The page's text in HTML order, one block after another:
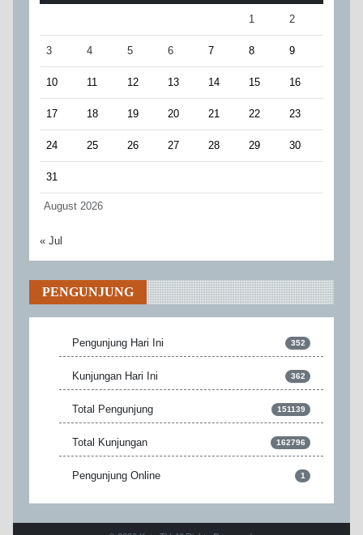
August 2026
1 2
3 4 5 6 7 8 9
10 11 12 13 14 15 16
17 18 19 20 21 22 23
24 25 26 27 28 29 30
31
« Jul
PENGUNJUNG
Pengunjung Hari Ini 352
Kunjungan Hari Ini 362
Total Pengunjung 151139
Total Kunjungan 162796
Pengunjung Online 1